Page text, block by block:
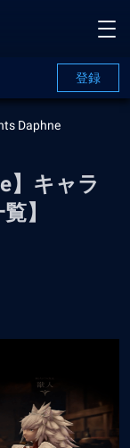
登録
Daphne
】キャラ
】